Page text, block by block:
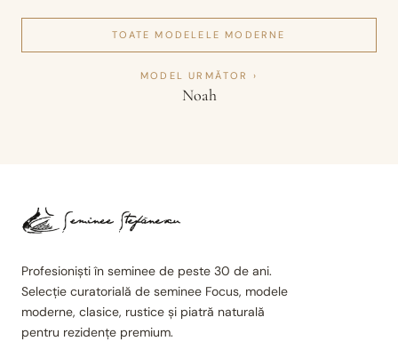
TOATE MODELELEMODERNE
MODEL URMĂTOR ›
Noah
Profesioniști în seminee de peste 30 de ani.
Selecție curatorială de seminee Focus, modele
moderne, clasice, rustice și piatră naturală
pentru rezidențe premium.